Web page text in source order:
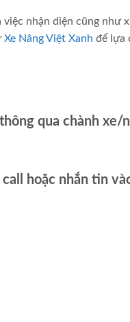
nhận diện cũng như
Xe Nâng Việt Xanh để lựa
qua chành xe/
hoặc nhắn tin